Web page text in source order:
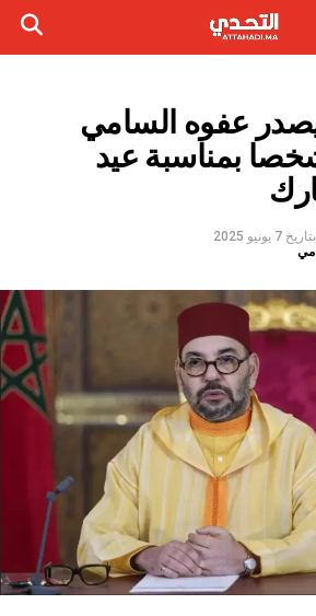
يصدر عفوه السامي
1526 شخصا بمناسبة عيد
بتاريخ 7 يونيو 2025